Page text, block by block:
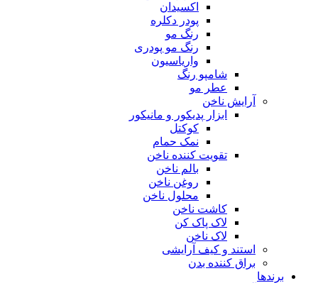
اکسیدان
پودر دکلره
رنگ مو
رنگ مو پودری
واریاسیون
شامپو رنگ
عطر مو
آرایش ناخن
ابزار پدیکور و مانیکور
کوکتل
نمک حمام
تقویت کننده ناخن
بالم ناخن
روغن ناخن
محلول ناخن
کاشت ناخن
لاک پاک کن
لاک ناخن
استند و کیف آرایشی
براق کننده بدن
برندها